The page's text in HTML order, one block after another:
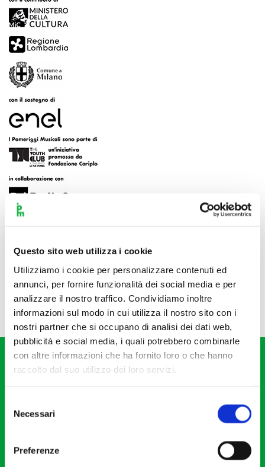
Questo sito web utilizza i cookie
Utilizziamo i cookie per personalizzare contenuti ed
annunci, per fornire funzionalità dei social media e per
analizzare il nostro traffico. Condividiamo inoltre
informazioni sul modo in cui utilizza il nostro sito con i
nostri partner che si occupano di analisi dei dati web,
pubblicità e social media, i quali potrebbero combinarle
con altre informazioni che ha fornito loro o che hanno
raccolto dal suo utilizzo dei loro servizi.
delNecessari
Preferenze
20121 Milano